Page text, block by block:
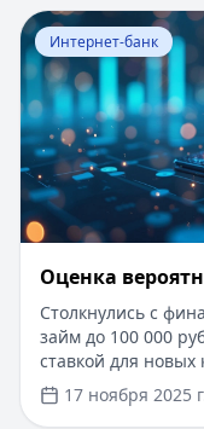
Перейти к статье:
Интернет-банк
Оценка
Столкнулись с
займ до 100 000
ставкой для новых
документов —
быстро и
17 ноября 2025